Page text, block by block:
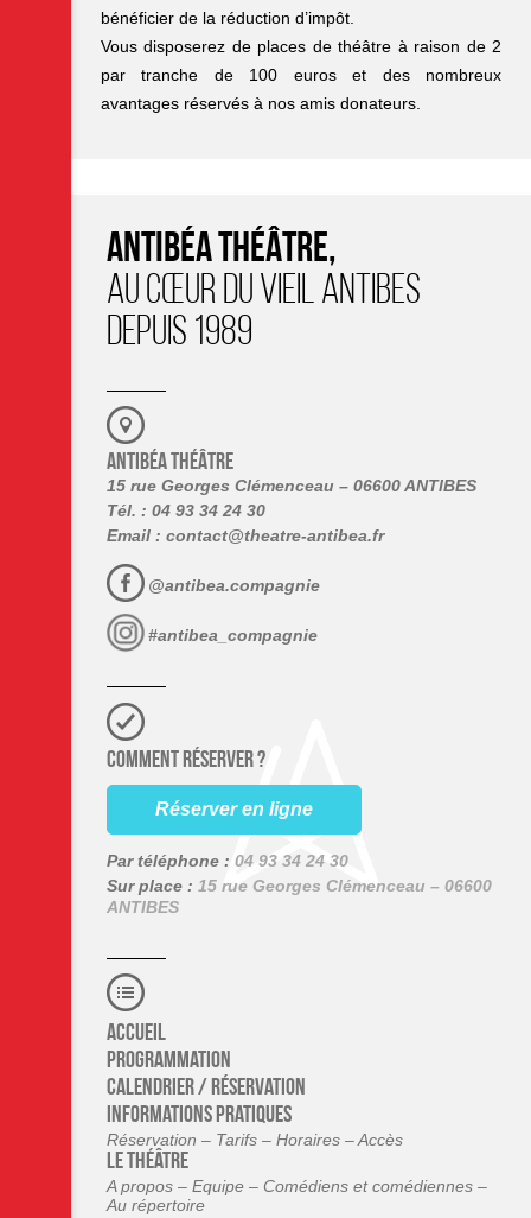
bénéficier de la réduction d’impôt.
Vous disposerez de places de théâtre à raison de 2
par tranche de 100 euros et des nombreux
avantages réservés à nos amis donateurs.
ANTIBÉA THÉÂTRE,
AU CŒUR DU VIEIL ANTIBES
DEPUIS 1989
ANTIBÉA THÉÂTRE
15 rue Georges Clémenceau – 06600 ANTIBES
Tél. : 04 93 34 24 30
Email : contact@theatre-antibea.fr
@antibea.compagnie
#antibea_compagnie
COMMENT RÉSERVER ?
Réserver en ligne
Par téléphone : 04 93 34 24 30
Sur place : 15 rue Georges Clémenceau – 06600
ANTIBES
Accueil
Programmation
Calendrier / Réservation
Informations pratiques
Réservation – Tarifs – Horaires – Accès
Le théâtre
A propos – Equipe – Comédiens et comédiennes –
Au répertoire